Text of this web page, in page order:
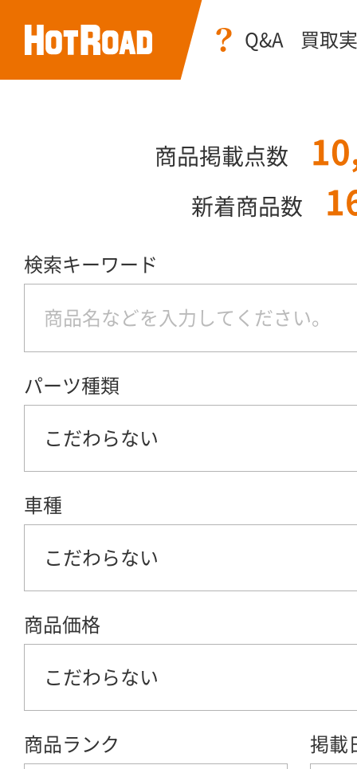
Q&A 買取
商品掲載点数
新着商品数
検索キーワード
パーツ種類
こだわらない
車種
こだわらない
商品価格
こだわらない
商品ランク 掲載